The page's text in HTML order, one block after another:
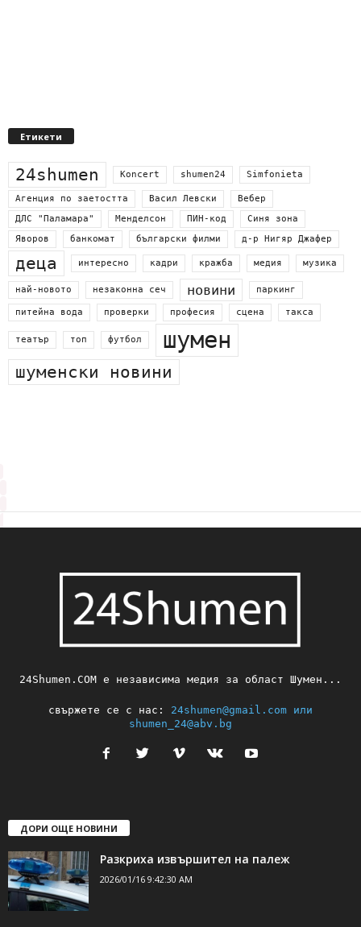
Етикети
24shumen Koncert shumen24 Simfonieta
Агенция по заетостта Васил Левски
Вебер
ДЛС "Паламара"
Менделсон ПИН-код
Синя зона
Яворов
банкомат български филми д-р Нигяр Джафер
деца интересно кадри кражба медия музика
най-новото незаконна сеч новини паркинг
питейна вода проверки професия сцена такса
театър топ футбол шумен
шуменски новини
24Shumen.COM е независима медия за област Шумен...
свържете се с нас: 24shumen@gmail.com или
shumen_24@abv.bg
ДОРИ ОЩЕ НОВИНИ
Разкриха извършител на палеж
2026/01/16 9:42:30 AM